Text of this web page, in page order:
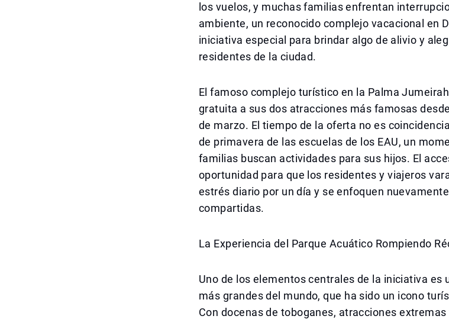
los vuelos, y muchas familias enfrentan
ambiente, un reconocido complejo vacacional en
iniciativa especial para brindar algo de alivio y
residentes de la ciudad.
El famoso complejo turístico en la Palma
gratuita a sus dos atracciones más famosas
de marzo. El tiempo de la oferta no es
de primavera de las escuelas de los EAU, un
familias buscan actividades para sus hijos. El
oportunidad para que los residentes y viajeros
estrés diario por un día y se enfoquen
compartidas.
La Experiencia del Parque Acuático Rompiendo
Uno de los elementos centrales de la iniciativa es
más grandes del mundo, que ha sido un icono
Con docenas de toboganes, atracciones